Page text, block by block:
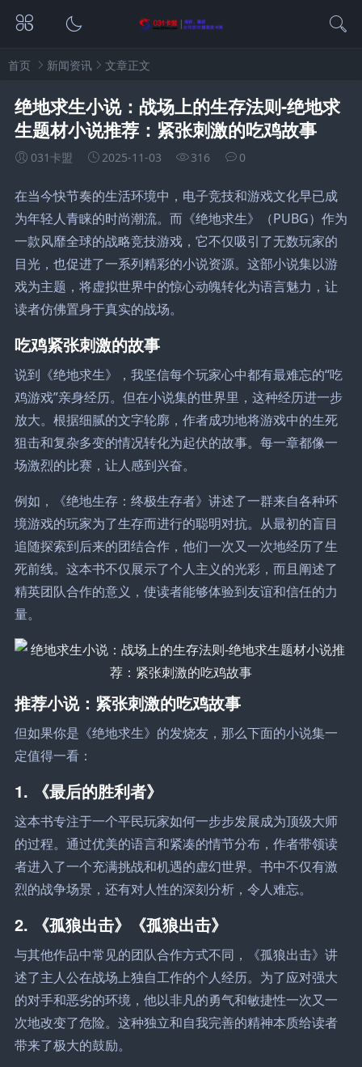
首页 新闻资讯 文章正文
绝地求生小说：战场上的生存法则-绝地求
生题材小说推荐：紧张刺激的吃鸡故事
031卡盟 2025-11-03 316 0
在当今快节奏的生活环境中，电子竞技和游戏文化早已成
为年轻人青睐的时尚潮流。而《绝地求生》（PUBG）作为
一款风靡全球的战略竞技游戏，它不仅吸引了无数玩家的
目光，也促进了一系列精彩的小说资源。这部小说集以游
戏为主题，将虚拟世界中的惊心动魄转化为语言魅力，让
读者仿佛置身于真实的战场。
吃鸡紧张刺激的故事
说到《绝地求生》，我坚信每个玩家心中都有最难忘的“吃
鸡游戏”亲身经历。但在小说集的世界里，这种经历进一步
放大。根据细腻的文字轮廓，作者成功地将游戏中的生死
狙击和复杂多变的情况转化为起伏的故事。每一章都像一
场激烈的比赛，让人感到兴奋。
例如，《绝地生存：终极生存者》讲述了一群来自各种环
境游戏的玩家为了生存而进行的聪明对抗。从最初的盲目
追随探索到后来的团结合作，他们一次又一次地经历了生
死前线。这本书不仅展示了个人主义的光彩，而且阐述了
精英团队合作的意义，使读者能够体验到友谊和信任的力
量。
推荐小说：紧张刺激的吃鸡故事
但如果你是《绝地求生》的发烧友，那么下面的小说集一
定值得一看：
1. 《最后的胜利者》
这本书专注于一个平民玩家如何一步步发展成为顶级大师
的过程。通过优美的语言和紧凑的情节分布，作者带领读
者进入了一个充满挑战和机遇的虚幻世界。书中不仅有激
烈的战争场景，还有对人性的深刻分析，令人难忘。
2. 《孤狼出击》《孤狼出击》
与其他作品中常见的团队合作方式不同，《孤狼出击》讲
述了主人公在战场上独自工作的个人经历。为了应对强大
的对手和恶劣的环境，他以非凡的勇气和敏捷性一次又一
次地改变了危险。这种独立和自我完善的精神本质给读者
带来了极大的鼓励。